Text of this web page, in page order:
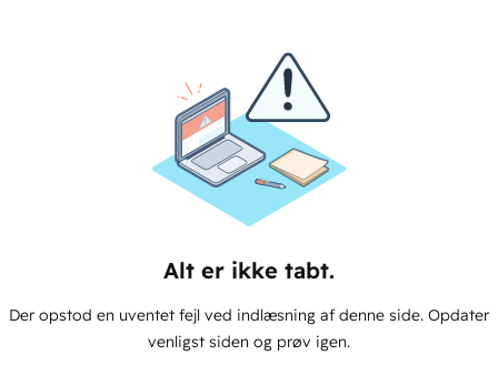
Alt er ikke tabt.
Der opstod en uventet fejl ved indlæsning af denne side. Opdater
venligst siden og prøv igen.